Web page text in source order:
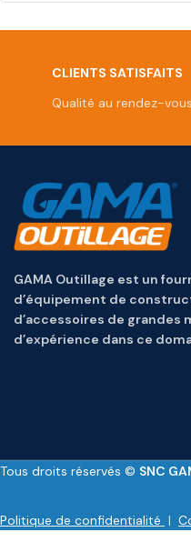
CLIENTS SATISFAITS
Qualité au rendez-vous
GAMA Outillage est un
d’équipement de
d’accessoires de grandes
d’expérience dans ce
Tous droits réservés © SNC
Politique de confidentialité |